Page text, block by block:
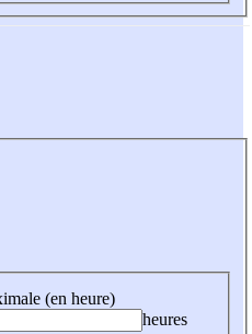
(en heure)
heures